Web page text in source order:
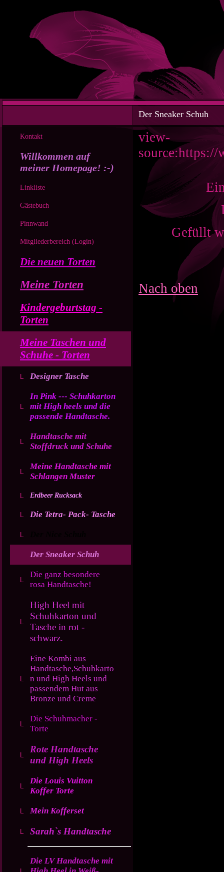
Kontakt
Willkommen auf
meiner Homepage! :-)
Linkliste
Gästebuch
Pinnwand
Mitgliederbereich (Login)
Die neuen Torten
Meine Torten
Kindergeburtstag -
Torten
Meine Taschen und
Schuhe - Torten
Designer Tasche
In Pink --- Schuhkarton
mit High heels und die
passende Handtasche.
Handtasche mit
Stoffdruck und Schuhe
Meine Handtasche mit
Schlangen Muster
Erdbeer Rucksack
Die Tetra- Pack- Tasche
Der Sneaker Schuh
Die ganz besondere
rosa Handtasche!
High Heel mit
Schuhkarton und
Tasche in rot -
schwarz.
Eine Kombi aus
Handtasche,Schuhkarto
n und High Heels und
passendem Hut aus
Bronze und Creme
Die Schuhmacher -
Torte
Rote Handtasche
und High Heels
Die Louis Vuitton
Koffer Torte
Mein Kofferset
Sarah`s Handtasche
Die LV Handtasche mit
Der Sneaker Schuh
view-
source:https://
Gefüllt
Nach oben